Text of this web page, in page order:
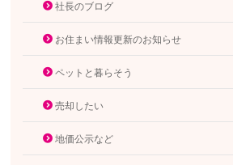
社長のブログ
お住まい情報更新のお知らせ
ペットと暮らそう
売却したい
地価公示など